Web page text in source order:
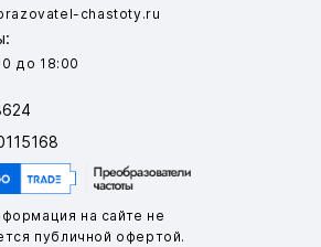
chastoty.ru
до 18:00
на сайте не
публичной офертой.